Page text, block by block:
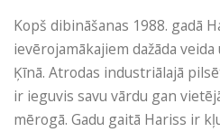
Kopš dibināšanas 1988. gadā
ievērojamākajiem dažāda
Ķīnā. Atrodas industriālajā
ir ieguvis savu vārdu gan
mērogā. Gadu gaitā Hariss ir